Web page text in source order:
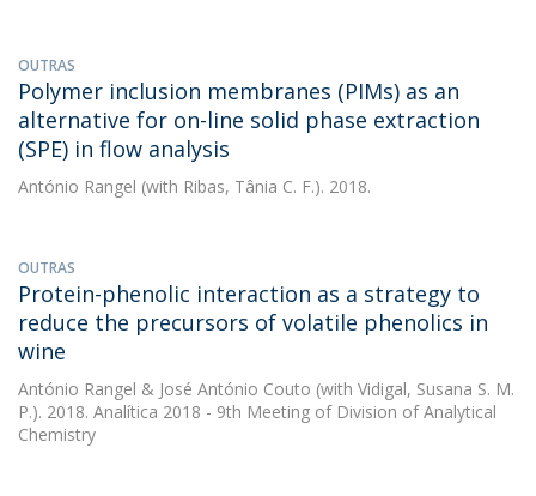
OUTRAS
Polymer inclusion membranes (PIMs) as an
alternative for on-line solid phase extraction
(SPE) in flow analysis
António Rangel (with Ribas, Tânia C. F.). 2018.
OUTRAS
Protein-phenolic interaction as a strategy to
reduce the precursors of volatile phenolics in
wine
António Rangel & José António Couto (with Vidigal, Susana S. M.
P.). 2018. Analítica 2018 - 9th Meeting of Division of Analytical
Chemistry